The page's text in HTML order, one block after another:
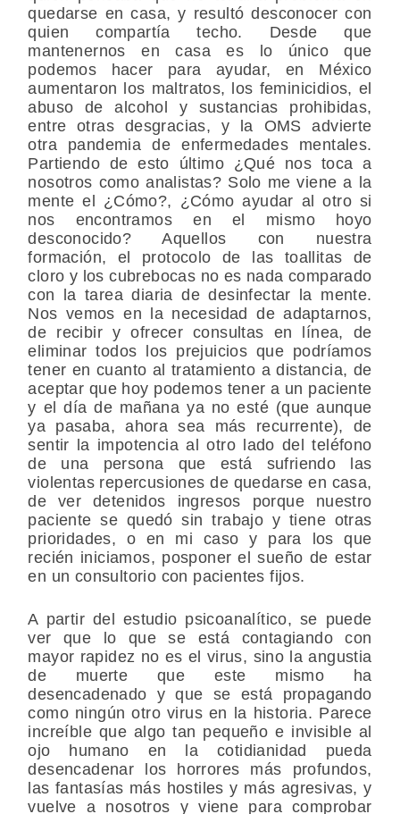
quedarse en casa, y resultó desconocer con
quien compartía techo. Desde que
mantenernos en casa es lo único que
podemos hacer para ayudar, en México
aumentaron los maltratos, los feminicidios, el
abuso de alcohol y sustancias prohibidas,
entre otras desgracias, y la OMS advierte
otra pandemia de enfermedades mentales.
Partiendo de esto último ¿Qué nos toca a
nosotros como analistas? Solo me viene a la
mente el ¿Cómo?, ¿Cómo ayudar al otro si
nos encontramos en el mismo hoyo
desconocido? Aquellos con nuestra
formación, el protocolo de las toallitas de
cloro y los cubrebocas no es nada comparado
con la tarea diaria de desinfectar la mente.
Nos vemos en la necesidad de adaptarnos,
de recibir y ofrecer consultas en línea, de
eliminar todos los prejuicios que podríamos
tener en cuanto al tratamiento a distancia, de
aceptar que hoy podemos tener a un paciente
y el día de mañana ya no esté (que aunque
ya pasaba, ahora sea más recurrente), de
sentir la impotencia al otro lado del teléfono
de una persona que está sufriendo las
violentas repercusiones de quedarse en casa,
de ver detenidos ingresos porque nuestro
paciente se quedó sin trabajo y tiene otras
prioridades, o en mi caso y para los que
recién iniciamos, posponer el sueño de estar
en un consultorio con pacientes fijos.
A partir del estudio psicoanalítico, se puede
ver que lo que se está contagiando con
mayor rapidez no es el virus, sino la angustia
de muerte que este mismo ha
desencadenado y que se está propagando
como ningún otro virus en la historia. Parece
increíble que algo tan pequeño e invisible al
ojo humano en la cotidianidad pueda
desencadenar los horrores más profundos,
las fantasías más hostiles y más agresivas, y
vuelve a nosotros y viene para comprobar